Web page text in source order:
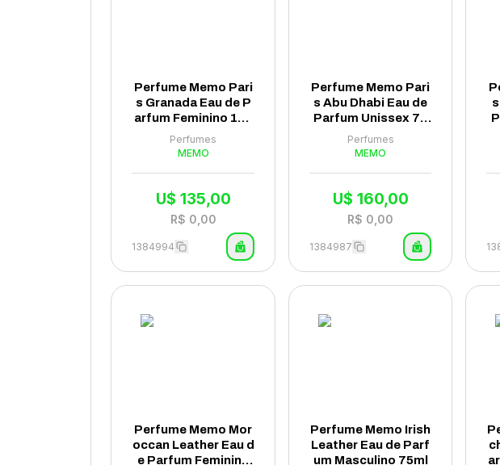
Perfume Memo Pari
s Granada Eau de P
arfum Feminino 100
ml - (Tester)
Perfumes
MEMO
U$ 135,00
R$ 0,00
1384994
Perfume Memo Pari
s Abu Dhabi Eau de
Parfum Unissex 75
ml
Perfumes
MEMO
U$ 160,00
R$ 0,00
1384987
Perfume Memo Mor
occan Leather Eau d
e Parfum Feminino
Perfume Memo Irish
Leather Eau de Parf
um Masculino 75ml